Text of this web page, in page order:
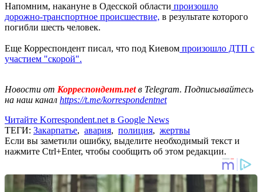
Напомним, накануне в Одесской области произошло
дорожно-транспортное происшествие, в результате которого
погибли шесть человек.
Еще Корреспондент писал, что под Киевом произошло ДТП с
участием "скорой".
Новости от Корреспондент.netв Telegram. Подписывайтесь
на наш канал https://t.me/korrespondentnet
Читайте Korrespondent.net в Google News
ТЕГИ: Закарпатье, авария, полиция, жертвы
Если вы заметили ошибку, выделите необходимый текст и
нажмите Ctrl+Enter, чтобы сообщить об этом редакции.